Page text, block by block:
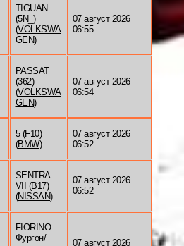
TIGUAN
(5N_)
(VOLKSWA
GEN)
07 август 2026
06:55
PASSAT
(362)
(VOLKSWA
GEN)
07 август 2026
06:54
5 (F10)
(BMW)
07 август 2026
06:52
SENTRA
VII (B17)
(NISSAN)
07 август 2026
06:52
FIORINO
Фургон/
07 август 2026